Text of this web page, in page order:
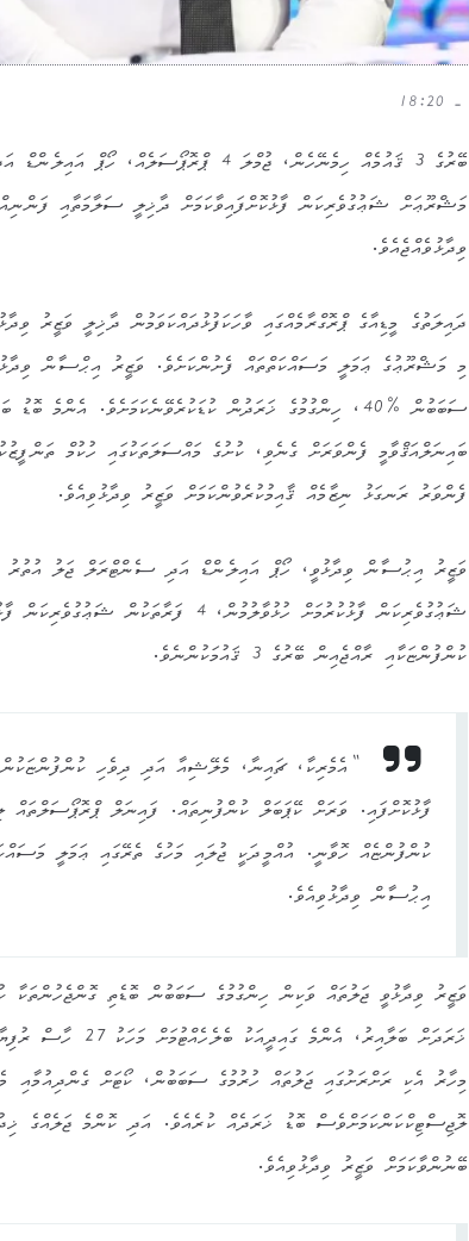
ބޭރުގެ 3 ޤައުމެއް ހިމެނޭހެން، ޖުމްލަ 4
މަޝްރޫޢަށް ޝަޢުގުވެރިކަން ފާޅުކޮށްފައިވާކަމަށް ދާޚިލީ ސަލާމަތާއި
ވިދާޅުވެއްޖެއެވެ.
ދައިލަތުގެ މީޑިއާގެ ޕްރޮގްރާމެއްގައި ވާހަކަފުޅުދައްކަވަމުން ދާޚިލީ ވަޒީރު
މި މަޝްރޫޢުގެ ޢަމަލީ މަސައްކަތްތައް ފެށުންކަށެވެ. ވަޒީރު އިޙްސާން
ސަބަބުން %40، ހިންގުމުގެ ޚަރަދުން ކުޑަކުރެވޭނެކަމަށެވެ. އެންމެ
ބައިނަލްއަޤްވާމީ ފެންވަރަށް ގެނެވި، ކުށުގެ މައްސަލަތަކުގައި ހުކުމް
ފެންވަރު ރަނގަޅު ނިޒާމެއް ޤާއިމުކުރެވުންކަމަށް ވަޒީރު ވިދާޅުވިއެވެ.
ވަޒީރު އިޙުސާން ވިދާޅުވީ، ހޯޕް އައިލެންޑް އަދި ސެންޓްރަލް ޖަލު އުތުރު
ޝަޢުގުވެރިކަން ފާޅުކުރުމަށް ހުޅުވާލުމުން، 4
ކުންފުންޏަކާއި ރާއްޖެއިން ބޭރުގެ 3 ޤައުމަކުންނެވެ.
“އެމެރިކާ، ޗައިނާ، މެލޭޝިއާ އަދި ދިވެހި
ފާޅުކޮށްފައި. ވަރަށް ކޭޕަބަލް ކުންފުނިތައް. ފައިނަލް ޕްރޮޕޯސަލްތައް
ކުންފުންޏެއް ހޮވާނީ. އުއްމީދަކީ ޖުލައި މަހުގެ ތެރޭގައި ޢަމަލީ
އިޙުސާން ވިދާޅުވިއެވެ.
ވަޒީރު ވިދާޅުވީ ޖަލުތައް ވަކިން ހިންގުމުގެ ސަބަބުން ބޮޑެތި ގޮންޖެހުންތަކާ
ޚަރަދަށް ބަލާއިރު، އެންމެ ގައިދީއަކު ބެލެހެއްޓުމަށް މަހަކު 27 ހާސް ރުފިޔާ ޚަރަދުވާކަމަށް ވިދާޅުވިއެވެ.
މިހާރު އެކި ރަށްރަށުގައި ޖަލުތައް ހުރުމުގެ ސަބަބުން، ކޯޓަށް ގެންދިއުމާއި
ލޮޖިސްޓިކްކަންކަމަށްވެސް ބޮޑު ޚަރަދެއް ކުރެއެވެ. އަދި ކޮންމެ ޖަލެއްގެ
ބޭނުންވާކަމަށް ވަޒީރު ވިދާޅުވިއެވެ.